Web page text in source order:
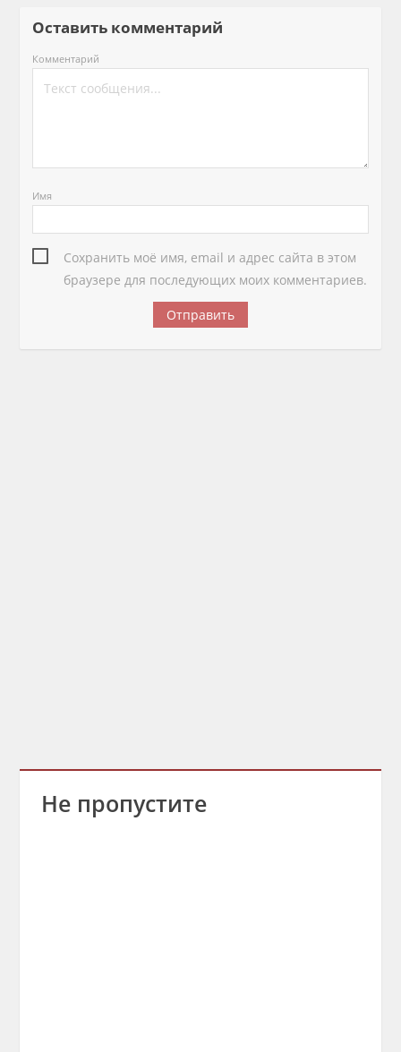
Оставить комментарий
Комментарий
Имя
Сохранить моё имя, email и адрес сайта в этом
браузере для последующих моих комментариев.
Не пропустите